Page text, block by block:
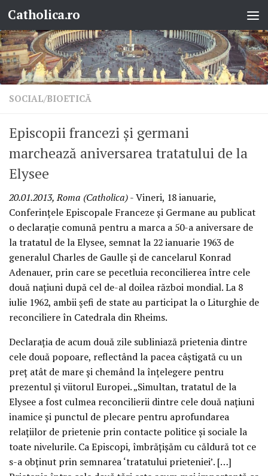
Skip to content
Catholica.ro
SOCIAL/BIOETICĂ
Episcopii francezi şi germani
marchează aniversarea tratatului de la
Elysee
20.01.2013, Roma (Catholica)- Vineri, 18 ianuarie,
Conferinţele Episcopale Franceze şi Germane au publicat
o declaraţie comună pentru a marca a 50-a aniversare de
la tratatul de la Elysee, semnat la 22 ianuarie 1963 de
generalul Charles de Gaulle şi de cancelarul Konrad
Adenauer, prin care se pecetluia reconcilierea între cele
două naţiuni după cel de-al doilea război mondial. La 8
iulie 1962, ambii şefi de state au participat la o Liturghie de
reconciliere în Catedrala din Rheims.
Declaraţia de acum două zile subliniază prietenia dintre
cele două popoare, reflectând la pacea câştigată cu un
preţ atât de mare şi chemând la înţelegere pentru
prezentul şi viitorul Europei. „Simultan, tratatul de la
Elysee a fost culmea reconcilierii dintre cele două naţiuni
inamice şi punctul de plecare pentru aprofundarea
relaţiilor de prietenie prin contacte politice şi sociale la
toate nivelurile. Ca Episcopi, îmbrăţişăm cu căldură tot ce
s-a obţinut prin semnarea ‘tratatului prieteniei’. […]